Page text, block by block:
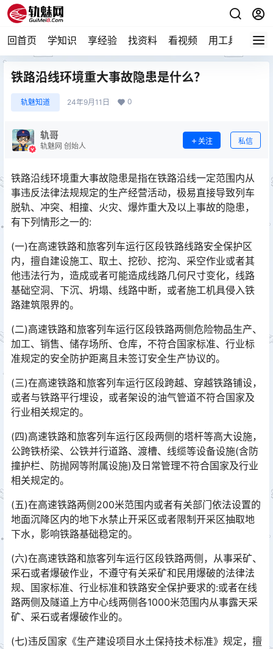
回首页 学知识 享经验 找资料 看视频 用工具 论技
铁路沿线环境重大事故隐患是什么？
轨魅知道 24年9月11日 0
轨哥
轨魅网 创始人
关注 私信
铁路沿线环境重大事故隐患是指在铁路沿线一定范围内从
事违反法律法规规定的生产经营活动，极易直接导致列车
脱轨、冲突、相撞、火灾、爆炸重大及以上事故的隐患，
有下列情形之一的:󠅅󠅃󠄵󠅂󠄪󠇖󠆨󠆨󠇕󠆞󠆒󠅬󠇘󠆭󠆘󠇙󠆝󠅵󠇗󠆭󠆁󠄐󠇗󠅹󠅸󠇖󠆍󠅳󠇖󠅹󠅰󠇖󠆌󠅹
(一)在高速铁路和旅客列车运行区段铁路线路安全保护区
内，擅自建设施工、取土、挖砂、挖沟、采空作业或者其
他违法行为，造成或者可能造成线路几何尺寸变化，线路
基础空洞、下沉、坍塌、线路中断，或者施工机具侵入铁
路建筑限界的。󠅅󠅃󠄵󠅂󠄪󠇖󠆨󠆨󠇕󠆞󠆒󠅬󠇘󠆭󠆘󠇙󠆝󠅵󠇗󠆭󠆁󠄐󠇗󠅹󠅸󠇖󠆍󠅳󠇖󠅹󠅰󠇖󠆌󠅹
(二)高速铁路和旅客列车运行区段铁路两侧危险物品生产、
加工、销售、储存场所、仓库，不符合国家标准、行业标
准规定的安全防护距离且未签订安全生产协议的。
(三)在高速铁路和旅客列车运行区段跨越、穿越铁路铺设，
或者与铁路平行埋设，或者架设的油气管道不符合国家及
行业相关规定的。
(四)高速铁路和旅客列车运行区段两侧的塔杆等高大设施，
公跨铁桥梁、公铁并行道路、渡槽、线缆等设备设施(含防
撞护栏、防抛网等附属设施)及日常管理不符合国家及行业
相关规定的。󠅅󠅃󠄵󠅂󠄪󠇖󠆨󠆨󠇕󠆞󠆒󠅬󠇘󠆭󠆘󠇙󠆝󠅵󠇗󠆭󠆁󠄐󠇗󠅹󠅸󠇖󠆍󠅳󠇖󠅹󠅰󠇖󠆌󠅹
(五)在高速铁路两侧200米范围内或者有关部门依法设置的
地面沉降区内的地下水禁止开采区或者限制开采区抽取地
下水，影响铁路基础稳定的。
(六)在高速铁路和旅客列车运行区段铁路两侧，从事采矿、
采石或者爆破作业，不遵守有关采矿和民用爆破的法律法
规、国家标准、行业标准和铁路安全保护要求的:或者在线
路两侧及隧道上方中心线两侧各1000米范围内从事露天采
矿、采石或者爆破作业的。󠅅󠅃󠄵󠅂󠄪󠇖󠆨󠆨󠇕󠆞󠆒󠅬󠇘󠆭󠆘󠇙󠆝󠅵󠇗󠆭󠆁󠄐󠇗󠅹󠅸󠇖󠆍󠅳󠇖󠅹󠅰󠇖󠆌󠅹
(七)违反国家《生产建设项目水土保持技术标准》规定，擅